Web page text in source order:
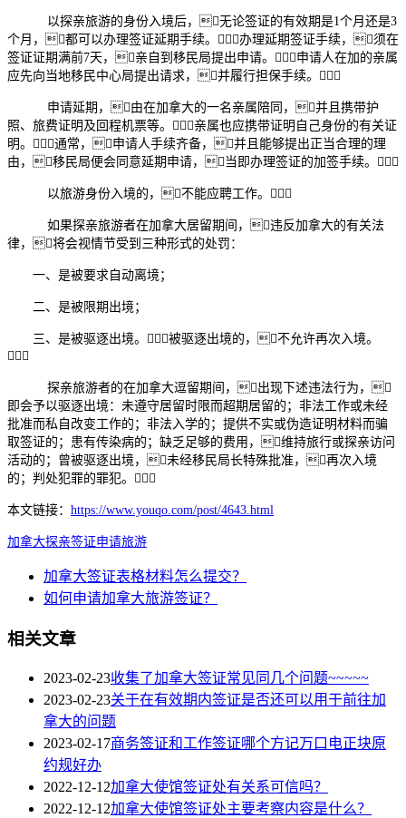
以探亲旅游的身份入境后，无论签证的有效期是1个月还是3
个月，都可以办理签证延期手续。办理延期签证手续，须在
签证证期满前7天，亲自到移民局提出申请。申请人在加的亲属
应先向当地移民中心局提出请求，并履行担保手续。
申请延期，由在加拿大的一名亲属陪同，并且携带护
照、旅费证明及回程机票等。亲属也应携带证明自己身份的有关证
明。通常，申请人手续齐备，并且能够提出正当合理的理
由，移民局便会同意延期申请，当即办理签证的加签手续。
以旅游身份入境的，不能应聘工作。
如果探亲旅游者在加拿大居留期间，违反加拿大的有关法
律，将会视情节受到三种形式的处罚：
一、是被要求自动离境；
二、是被限期出境；
三、是被驱逐出境。被驱逐出境的，不允许再次入境。

探亲旅游者的在加拿大逗留期间，出现下述违法行为，
即会予以驱逐出境：未遵守居留时限而超期居留的；非法工作或未经
批准而私自改变工作的；非法入学的；提供不实或伪造证明材料而骗
取签证的；患有传染病的；缺乏足够的费用，维持旅行或探亲访问
活动的；曾被驱逐出境，未经移民局长特殊批准，再次入境
的；判处犯罪的罪犯。
本文链接： https://www.youqo.com/post/4643.html
加拿大探亲签证 申请旅游
加拿大签证表格材料怎么提交？
如何申请加拿大旅游签证？
相关文章
2023-02-23收集了加拿大签证常见同几个问题~~~~~
2023-02-23关于在有效期内签证是否还可以用于前往加
拿大的问题
2023-02-17商务签证和工作签证哪个方记万口电正块原
约规好办
2022-12-12加拿大使馆签证处有关系可信吗？
2022-12-12加拿大使馆签证处主要考察内容是什么？